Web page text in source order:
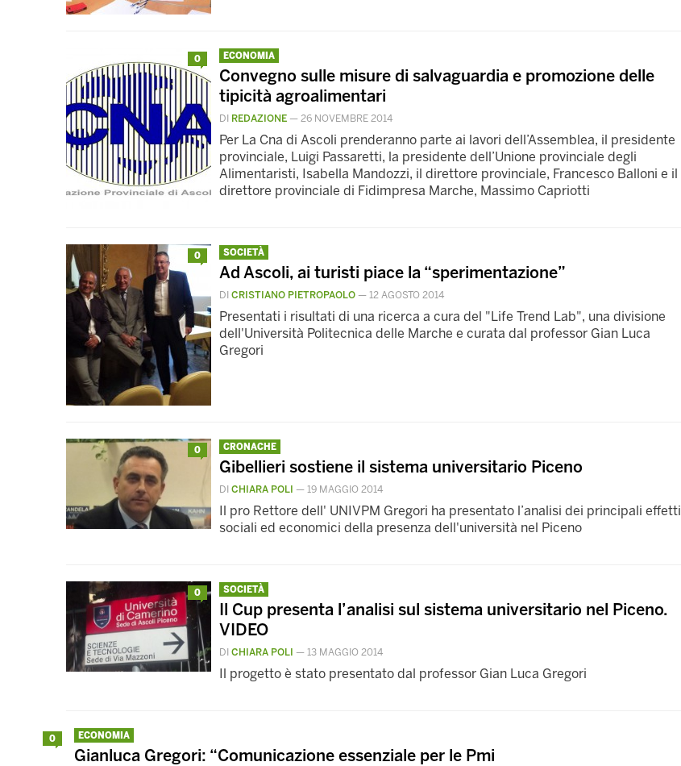
0 ECONOMIA
Convegno sulle misure di salvaguardia e promozione delle
tipicità agroalimentari
DI REDAZIONE — 26 NOVEMBRE 2014
Per La Cna di Ascoli prenderanno parte ai lavori dell’Assemblea, il presidente
provinciale, Luigi Passaretti, la presidente dell’Unione provinciale degli
Alimentaristi, Isabella Mandozzi, il direttore provinciale, Francesco Balloni e il
direttore provinciale di Fidimpresa Marche, Massimo Capriotti
0 SOCIETÀ
Ad Ascoli, ai turisti piace la “sperimentazione”
DI CRISTIANO PIETROPAOLO — 12 AGOSTO 2014
Presentati i risultati di una ricerca a cura del "Life Trend Lab", una divisione
dell'Università Politecnica delle Marche e curata dal professor Gian Luca
Gregori
0 CRONACHE
Gibellieri sostiene il sistema universitario Piceno
DI CHIARA POLI — 19 MAGGIO 2014
Il pro Rettore dell' UNIVPM Gregori ha presentato l’analisi dei principali effetti
sociali ed economici della presenza dell'università nel Piceno
0 SOCIETÀ
Il Cup presenta l’analisi sul sistema universitario nel Piceno.
VIDEO
DI CHIARA POLI — 13 MAGGIO 2014
Il progetto è stato presentato dal professor Gian Luca Gregori
0 ECONOMIA
Gianluca Gregori: “Comunicazione essenziale per le Pmi